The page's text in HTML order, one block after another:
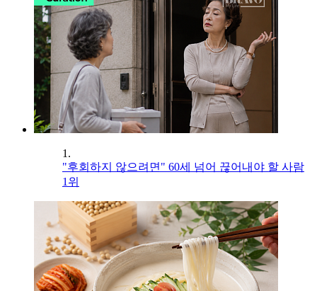
1.
"후회하지 않으려면" 60세 넘어 끊어내야 할 사람
1위